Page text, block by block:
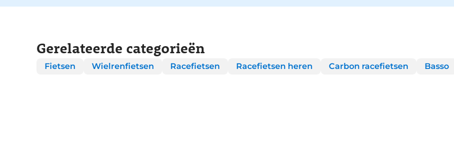
Gerelateerde categorieën
Fietsen Wielrenfietsen Racefietsen Racefietsen heren Carbon racefietsen Basso